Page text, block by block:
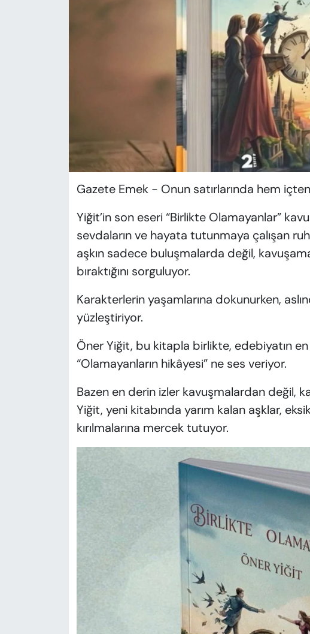
Gazete Emek - Onun satırlarında hem
Yiğit’in son eseri “Birlikte Olamayanlar”
sevdaların ve hayata tutunmaya çalışan
aşkın sadece buluşmalarda değil,
bıraktığını sorguluyor.
Karakterlerin yaşamlarına dokunurken,
yüzleştiriyor.
Öner Yiğit, bu kitapla birlikte, edebiyatın
“Olamayanların hikâyesi” ne ses veriyor.
Bazen en derin izler kavuşmalardan değil,
Yiğit, yeni kitabında yarım kalan aşklar,
kırılmalarına mercek tutuyor.